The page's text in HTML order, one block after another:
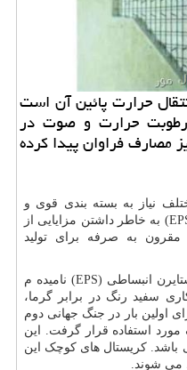
حرارت پائین آن است
حرارت و صوت در
مصارف فراوان پیدا كرده
نیاز به بسته بندی قوی و
) به خاطر داشتن مزایایی از
به صرفه برای تولید
انبساطی (EPS) نامیده م
سفید رنگ در برابر گرما،
اولین بار در جنگ جهانی دوم
استفاده قرار گرفت. این
باشد. کریستال های کوچک این
می شوند.